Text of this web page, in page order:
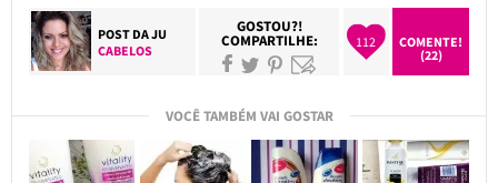
POST DAJU
CABELOS
GOSTOU?!
COMPARTILHE: 112
COMENTE!
(22)
VOCÊ TAMBÉM VAI GOSTAR